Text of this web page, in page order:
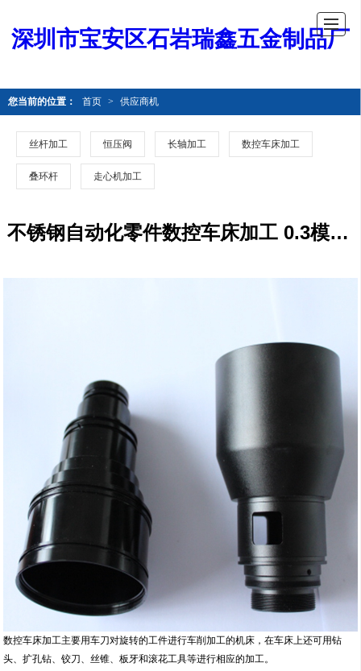
深圳市宝安区石岩瑞鑫五金制品厂
您当前的位置： 首页 > 供应商机
丝杆加工 恒压阀 长轴加工 数控车床加工
叠环杆 走心机加工
不锈钢自动化零件数控车床加工 0.3模小齿轮齿条加工数控车床加工 精密零件
数控车床加工主要用车刀对旋转的工件进行车削加工的机床，在车床上还可用钻
头、扩孔钻、铰刀、丝锥、板牙和滚花工具等进行相应的加工。